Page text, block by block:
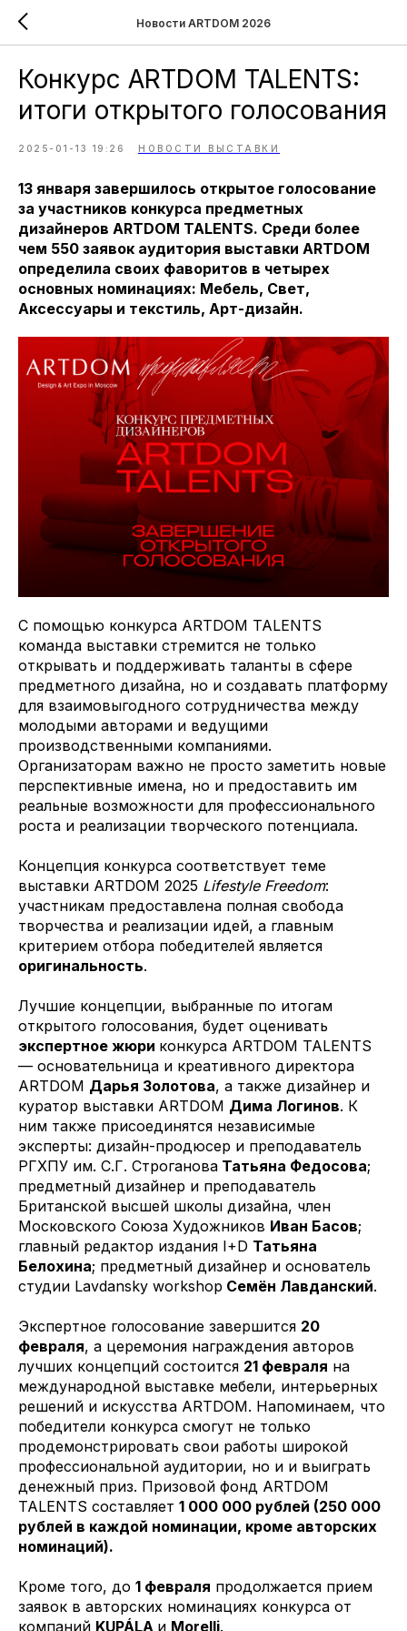
Новости ARTDOM 2026
Конкурс ARTDOM TALENTS:
итоги открытого голосования
2025-01-13 19:26 НОВОСТИ ВЫСТАВКИ
13 января завершилось открытое голосование
за участников конкурса предметных
дизайнеров ARTDOM TALENTS. Среди более
чем 550 заявок аудитория выставки ARTDOM
определила своих фаворитов в четырех
основных номинациях: Мебель, Свет,
Аксессуары и текстиль, Арт-дизайн.
С помощью конкурса ARTDOM TALENTS
команда выставки стремится не только
открывать и поддерживать таланты в сфере
предметного дизайна, но и создавать платформу
для взаимовыгодного сотрудничества между
молодыми авторами и ведущими
производственными компаниями.
Организаторам важно не просто заметить новые
перспективные имена, но и предоставить им
реальные возможности для профессионального
роста и реализации творческого потенциала.
Концепция конкурса соответствует теме
выставки ARTDOM 2025 Lifestyle Freedom:
участникам предоставлена полная свобода
творчества и реализации идей, а главным
критерием отбора победителей является
оригинальность.
Лучшие концепции, выбранные по итогам
открытого голосования, будет оценивать
экспертное жюри конкурса ARTDOM TALENTS
— основательница и креативного директора
ARTDOM Дарья Золотова, а также дизайнер и
куратор выставки ARTDOM Дима Логинов. К
ним также присоединятся независимые
эксперты: дизайн-продюсер и преподаватель
РГХПУ им. С.Г. Строганова Татьяна Федосова;
предметный дизайнер и преподаватель
Британской высшей школы дизайна, член
Московского Союза Художников Иван Басов;
главный редактор издания I+D Татьяна
Белохина; предметный дизайнер и основатель
студии Lavdansky workshop Семён Лавданский.
Экспертное голосование завершится 20
февраля, а церемония награждения авторов
лучших концепций состоится 21 февраля на
международной выставке мебели, интерьерных
решений и искусства ARTDOM. Напоминаем, что
победители конкурса смогут не только
продемонстрировать свои работы широкой
профессиональной аудитории, но и и выиграть
денежный приз. Призовой фонд ARTDOM
TALENTS составляет 1 000 000 рублей (250 000
рублей в каждой номинации, кроме авторских
номинаций).
Кроме того, до 1 февраля продолжается прием
заявок в авторских номинациях конкурса от
компаний KUPÁLA и Morelli.